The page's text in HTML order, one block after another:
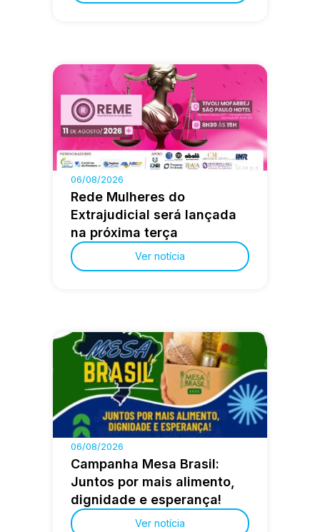
06/08/2026
Rede Mulheres do
Extrajudicial será lançada
na próxima terça
Ver notícia
06/08/2026
Campanha Mesa Brasil:
Juntos por mais alimento,
dignidade e esperança!
Ver notícia